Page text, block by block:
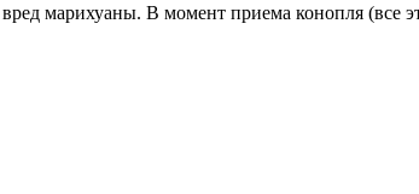
марихуаны. В момент приема конопля (все